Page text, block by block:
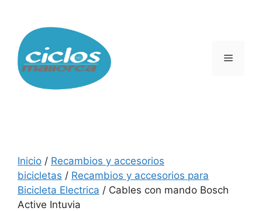
contenido
Menú
Inicio / Recambios y accesorios
bicicletas / Recambios y accesorios para
Bicicleta Electrica / Cables con mando Bosch
Active Intuvia